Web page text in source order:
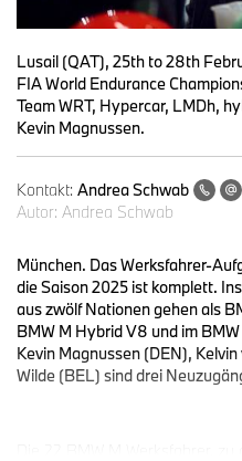
Lusail (QAT), 25th to 28th
FIA World Endurance
Team WRT, Hypercar, LMDh,
Kevin Magnussen.
Kontakt: Andrea Schwab
Autor: Andrea Schwab
München. Das Werksfahrer-
die Saison 2025 ist komplett.
aus zwölf Nationen gehen als
BMW M Hybrid V8 und im
Kevin Magnussen (DEN),
Wilde (BEL) sind drei